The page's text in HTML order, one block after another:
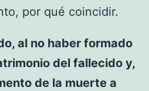
por qué coincidir.
al no haber formado
del fallecido y,
de la muerte a